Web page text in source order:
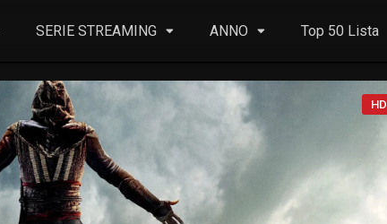
SERIE STREAMING ANNO Top 50 Lista
HD